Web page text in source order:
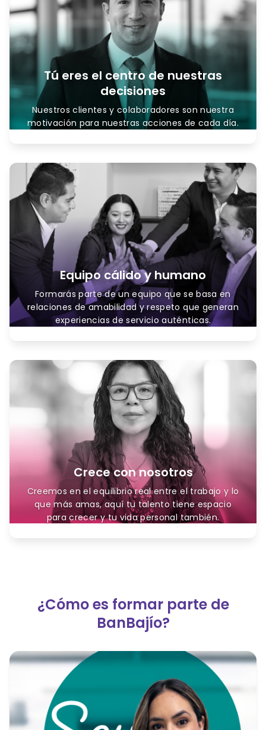
Tú eres el centro de nuestras
decisiones
Nuestros clientes y colaboradores son nuestra
motivación para nuestras acciones de cada día.
Equipo cálido y humano
Formarás parte de un equipo que se basa en
relaciones de amabilidad y respeto que generan
experiencias de servicio auténticas.
Crece con nosotros
Creemos en el equilibrio real entre el trabajo y lo
que más amas, aquí tu talento tiene espacio
para crecer y tu vida personal también.
¿Cómo es formar parte de
BanBajío?